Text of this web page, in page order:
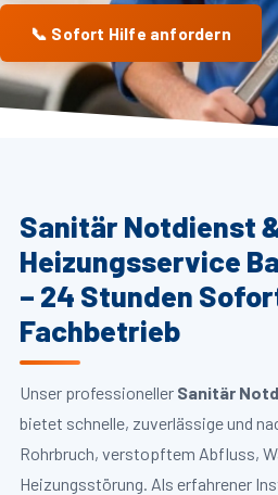
📞 Sofort Hilfe anfordern
Sanitär Notdienst
Heizungsservice
– 24 Stunden
Fachbetrieb
Unser professioneller Sanitär
bietet schnelle, zuverlässige und
Rohrbruch, verstopftem Abfluss,
Heizungsstörung. Als erfahrener